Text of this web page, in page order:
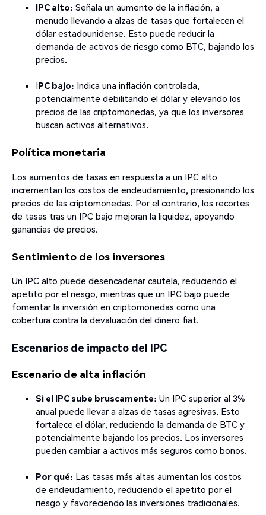
IPC alto: Señala un aumento de la inflación, a
menudo llevando a alzas de tasas que fortalecen el
dólar estadounidense. Esto puede reducir la
demanda de activos de riesgo como BTC, bajando los
precios.
IPC bajo: Indica una inflación controlada,
potencialmente debilitando el dólar y elevando los
precios de las criptomonedas, ya que los inversores
buscan activos alternativos.
Política monetaria
Los aumentos de tasas en respuesta a un IPC alto
incrementan los costos de endeudamiento, presionando los
precios de las criptomonedas. Por el contrario, los recortes
de tasas tras un IPC bajo mejoran la liquidez, apoyando
ganancias de precios.
Sentimiento de los inversores
Un IPC alto puede desencadenar cautela, reduciendo el
apetito por el riesgo, mientras que un IPC bajo puede
fomentar la inversión en criptomonedas como una
cobertura contra la devaluación del dinero fiat.
Escenarios de impacto del IPC
Escenario de alta inflación
Si el IPC sube bruscamente: Un IPC superior al 3%
anual puede llevar a alzas de tasas agresivas. Esto
fortalece el dólar, reduciendo la demanda de BTC y
potencialmente bajando los precios. Los inversores
pueden cambiar a activos más seguros como bonos.
Por qué: Las tasas más altas aumentan los costos
de endeudamiento, reduciendo el apetito por el
riesgo y favoreciendo las inversiones tradicionales.